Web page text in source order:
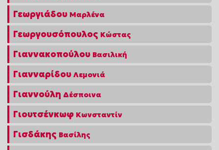
Γεωργιάδου Μαρλένα
Γεωργουσόπουλος Κώστας
Γιαννακοπούλου Βασιλική
Γιανναρίδου Λεμονιά
Γιαννούλη Δέσποινα
Γιουτσένκωφ Κωνσταντίν
Γισδάκης Βασίλης